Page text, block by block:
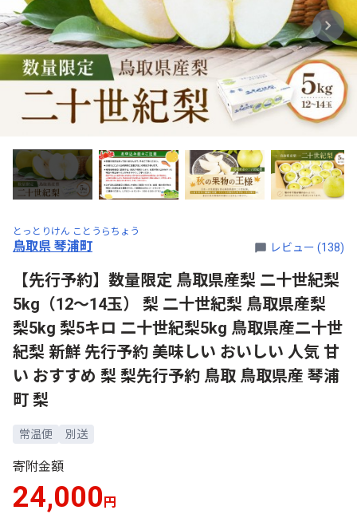
とっとりけん ことうらちょう
鳥取県 琴浦町 レビュー (138)
【先行予約】数量限定 鳥取県産梨 二十世紀梨
5kg（12～14玉） 梨 二十世紀梨 鳥取県産梨
梨5kg 梨5キロ 二十世紀梨5kg 鳥取県産二十世
紀梨 新鮮 先行予約 美味しい おいしい 人気 甘
い おすすめ 梨 梨先行予約 鳥取 鳥取県産 琴浦
町 梨
常温便 別送
寄附金額
24,000 円